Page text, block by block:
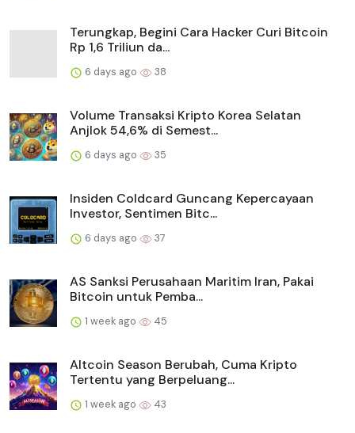
Terungkap, Begini Cara Hacker Curi Bitcoin
Rp 1,6 Triliun da...
6 days ago 38
Volume Transaksi Kripto Korea Selatan
Anjlok 54,6% di Semest...
6 days ago 35
Insiden Coldcard Guncang Kepercayaan
Investor, Sentimen Bitc...
6 days ago 37
AS Sanksi Perusahaan Maritim Iran, Pakai
Bitcoin untuk Pemba...
1 week ago 45
Altcoin Season Berubah, Cuma Kripto
Tertentu yang Berpeluang...
1 week ago 43